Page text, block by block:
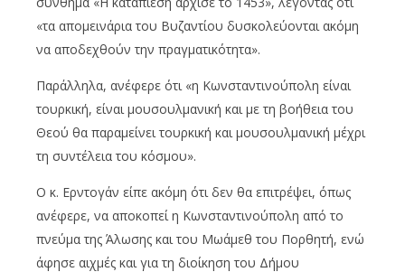
«τα απομεινάρια του Βυζαντίου δυσκολεύονται ακόμη
να αποδεχθούν την πραγματικότητα».
Παράλληλα, ανέφερε ότι «η Κωνσταντινούπολη είναι
τουρκική, είναι μουσουλμανική και με τη βοήθεια του
Θεού θα παραμείνει τουρκική και μουσουλμανική μέχρι
τη συντέλεια του κόσμου».
Ο κ. Ερντογάν είπε ακόμη ότι δεν θα επιτρέψει, όπως
ανέφερε, να αποκοπεί η Κωνσταντινούπολη από το
πνεύμα της Άλωσης και του Μωάμεθ του Πορθητή, ενώ
άφησε αιχμές και για τη διοίκηση του Δήμου